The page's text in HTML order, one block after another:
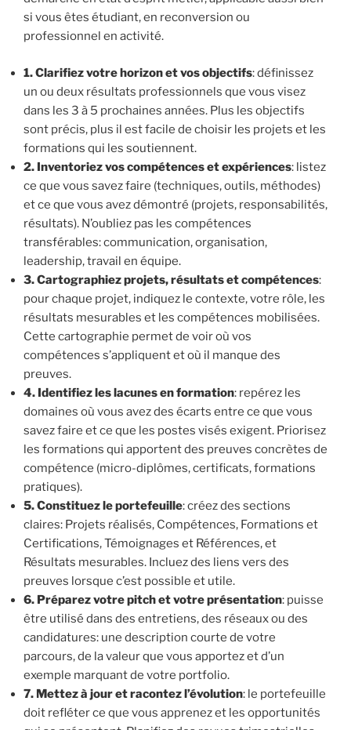
si vous êtes étudiant, en reconversion ou
professionnel en activité.
1. Clarifiez votre horizon et vos objectifs: définissez
un ou deux résultats professionnels que vous visez
dans les 3 à 5 prochaines années. Plus les objectifs
sont précis, plus il est facile de choisir les projets et les
formations qui les soutiennent.
2. Inventoriez vos compétences et expériences: listez
ce que vous savez faire (techniques, outils, méthodes)
et ce que vous avez démontré (projets, responsabilités,
résultats). N’oubliez pas les compétences
transférables: communication, organisation,
leadership, travail en équipe.
3. Cartographiez projets, résultats et compétences:
pour chaque projet, indiquez le contexte, votre rôle, les
résultats mesurables et les compétences mobilisées.
Cette cartographie permet de voir où vos
compétences s’appliquent et où il manque des
preuves.
4. Identifiez les lacunes en formation: repérez les
domaines où vous avez des écarts entre ce que vous
savez faire et ce que les postes visés exigent. Priorisez
les formations qui apportent des preuves concrètes de
compétence (micro-diplômes, certificats, formations
pratiques).
5. Constituez le portefeuille: créez des sections
claires: Projets réalisés, Compétences, Formations et
Certifications, Témoignages et Références, et
Résultats mesurables. Incluez des liens vers des
preuves lorsque c’est possible et utile.
6. Préparez votre pitch et votre présentation: puisse
être utilisé dans des entretiens, des réseaux ou des
candidatures: une description courte de votre
parcours, de la valeur que vous apportez et d’un
exemple marquant de votre portfolio.
7. Mettez à jour et racontez l’évolution: le portefeuille
doit refléter ce que vous apprenez et les opportunités